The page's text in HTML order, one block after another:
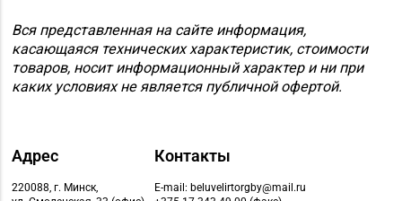
Вся представленная на сайте информация,
касающаяся технических характеристик, стоимости
товаров, носит информационный характер и ни при
каких условиях не является публичной офертой.
Адрес
220088, г. Минск,
Контакты
E-mail: beluvelirtorgby@mail.ru